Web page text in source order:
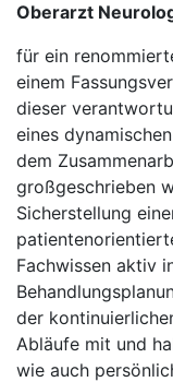
Oberarzt
für ein
einem
dieser
eines
dem
großgeschrieben
Sicherstellung
Fachwissen aktiv
der
Abläufe mit und
wie auch